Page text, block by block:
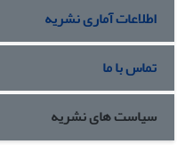
اطلاعات آماری نشریه
تماس با ما
سیاست های نشریه